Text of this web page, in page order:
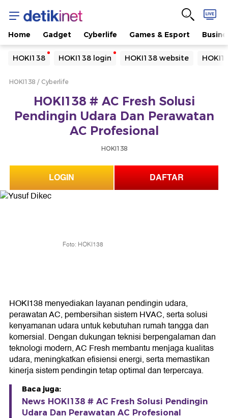
Home Gadget Cyberlife Games & Esport
HOKI138 HOKI138 login HOKI138 website
Yang sedang ramai dicari
Loading...
HOKI138 Cyberlife
HOKI138 # AC Fresh Solusi
Pendingin Udara Dan Perawatan
AC Profesional
HOKI138
LOGIN DAFTAR
Foto: HOKI138
HOKI138 menyediakan layanan pendingin udara,
perawatan AC, pembersihan sistem HVAC, serta solusi
kenyamanan udara untuk kebutuhan rumah tangga dan
komersial. Dengan dukungan teknisi berpengalaman dan
teknologi modern, AC Fresh membantu menjaga kualitas
udara, meningkatkan efisiensi energi, serta memastikan
kinerja sistem pendingin tetap optimal dan terpercaya.
Baca juga:
News HOKI138 # AC Fresh Solusi Pendingin
Udara Dan Perawatan AC Profesional